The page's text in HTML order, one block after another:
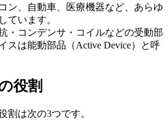
ン、自動車、医療機器など、あらゆ
ています。
・コンデンサ・コイルなどの受動部
スは能動部品（Active Device）と呼
役割
割は次の3つです。